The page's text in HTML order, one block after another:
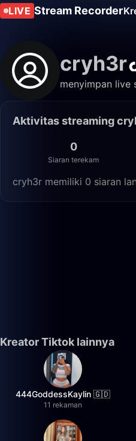
LIVE Stream Recorder
cryh3r
menyimpan live
Aktivitas streaming
0
Siaran terekam
cryh3r memiliki 0 siaran
Kreator Tiktok lainnya
444GoddessKaylin 🇬🇩
11 rekaman